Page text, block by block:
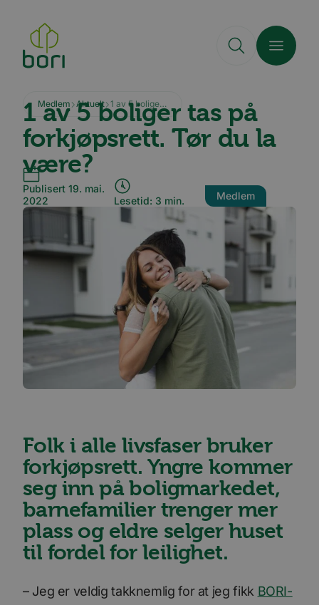
hovedinnhold
Medlem Aktuelt 1 av 5 boliger tas på forkjøpsrett. Tør du la være?
1 av 5 boliger tas på
forkjøpsrett. Tør du la
være?
Publisert 19. mai.
2022
Lesetid: 3 min. Medlem
Folk i alle livsfaser bruker
forkjøpsrett. Yngre kommer
seg inn på boligmarkedet,
barnefamilier trenger mer
plass og eldre selger huset
til fordel for leilighet.
– Jeg er veldig takknemlig for at jeg fikk BORI-